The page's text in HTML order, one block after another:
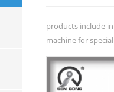
products include
machine for